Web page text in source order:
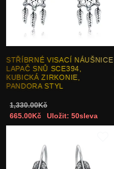
STŘÍBRNÉ VISACÍ NÁUŠNICE
LAPAČ SNŮ SCE394,
KUBICKÁ ZIRKONIE,
PANDORA STYL
1,330.00Kč
665.00Kč
Uložit: 50sleva